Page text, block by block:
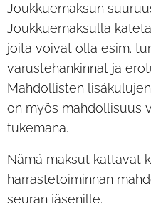
Joukkuemaksun
Joukkuemaksulla
joita voivat olla esim.
varustehankinnat ja
Mahdollisten
on myös mahdollisuus
tukemana.
Nämä maksut kattavat
harrastetoiminnan
seuran jäsenille.